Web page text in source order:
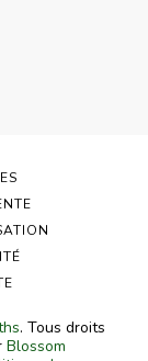
. Tous droits
Blossom